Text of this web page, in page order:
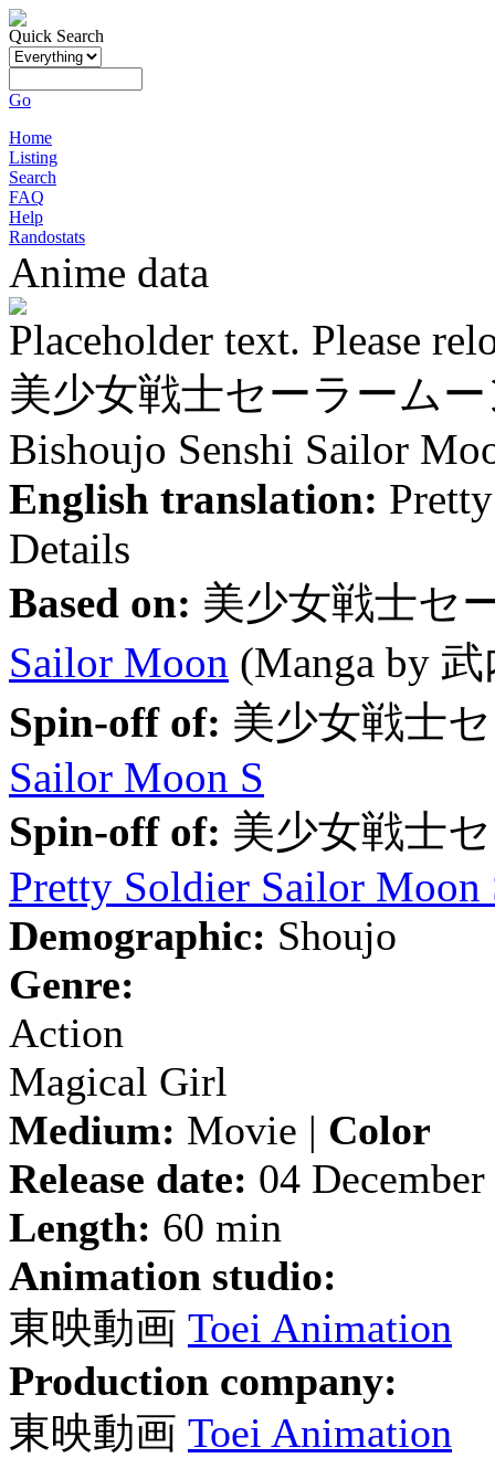
Quick Search
Go
Home
Listing
Search
FAQ
Help
Randostats
Anime data
Placeholder text. Please
美少女戦士セーラームー
Bishoujo Senshi Sailor
English translation:
Details
Based on: 美少女戦士セ
Sailor Moon (Manga by 武
Spin-off of: 美少女戦士
Sailor Moon S
Spin-off of: 美少女戦士
Pretty Soldier Sailor Moon
Demographic: Shoujo
Genre:
Action
Magical Girl
Medium: Movie | Color
Release date: 04
Length: 60 min
Animation studio:
東映動画 Toei Animation
Production company:
東映動画 Toei Animation